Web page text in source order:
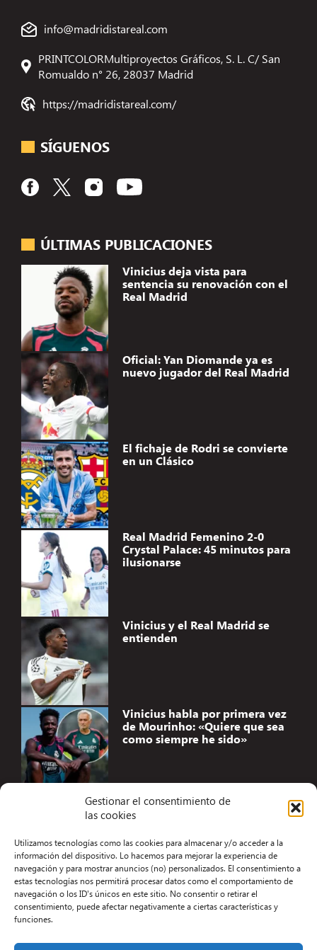
Gestionar el consentimiento de
las cookies
Utilizamos tecnologías como las cookies para almacenar y/o acceder a la
información del dispositivo. Lo hacemos para mejorar la experiencia de
navegación y para mostrar anuncios (no) personalizados. El consentimiento a
estas tecnologías nos permitirá procesar datos como el comportamiento de
navegación o los ID's únicos en este sitio. No consentir o retirar el
consentimiento, puede afectar negativamente a ciertas características y
funciones.
ÚLTIMAS PUBLICACIONES
Vinicius deja vista para
sentencia su renovación con el
Real Madrid
Oficial: Yan Diomande ya es
nuevo jugador del Real Madrid
El fichaje de Rodri se convierte
en un Clásico
Real Madrid Femenino 2-0
Crystal Palace: 45 minutos para
ilusionarse
Vinicius y el Real Madrid se
entienden
Vinicius habla por primera vez
de Mourinho: «Quiere que sea
como siempre he sido»
info@madridistareal.com
PRINTCOLORMultiproyectos Gráficos, S. L. C/ San
Romualdo n° 26, 28037 Madrid
https://madridistareal.com/
SÍGUENOS
Aviso Legal
Términos y condiciones
Política de privacidad